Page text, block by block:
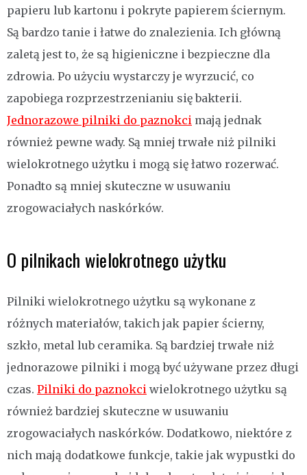
papieru lub kartonu i pokryte papierem ściernym.
Są bardzo tanie i łatwe do znalezienia. Ich główną
zaletą jest to, że są higieniczne i bezpieczne dla
zdrowia. Po użyciu wystarczy je wyrzucić, co
zapobiega rozprzestrzenianiu się bakterii.
Jednorazowe pilniki do paznokci mają jednak
również pewne wady. Są mniej trwałe niż pilniki
wielokrotnego użytku i mogą się łatwo rozerwać.
Ponadto są mniej skuteczne w usuwaniu
zrogowaciałych naskórków.
O pilnikach wielokrotnego użytku
Pilniki wielokrotnego użytku są wykonane z
różnych materiałów, takich jak papier ścierny,
szkło, metal lub ceramika. Są bardziej trwałe niż
jednorazowe pilniki i mogą być używane przez długi
czas. Pilniki do paznokci wielokrotnego użytku są
również bardziej skuteczne w usuwaniu
zrogowaciałych naskórków. Dodatkowo, niektóre z
nich mają dodatkowe funkcje, takie jak wypustki do